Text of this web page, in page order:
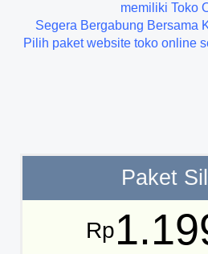
memiliki Toko
Segera Bergabung Bersama
Pilih paket website toko online
Paket
Rp